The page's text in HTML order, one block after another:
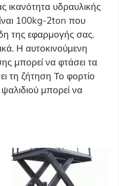
ικανότητα υδραυλικής
100kg-2ton που
της εφαρμογής σας.
Η αυτοκινούμενη
μπορεί να φτάσει τα
τη ζήτηση Το φορτίο
μπορεί να